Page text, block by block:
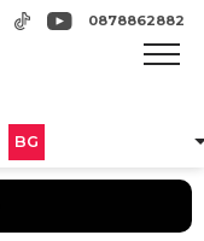
0878862882
BG